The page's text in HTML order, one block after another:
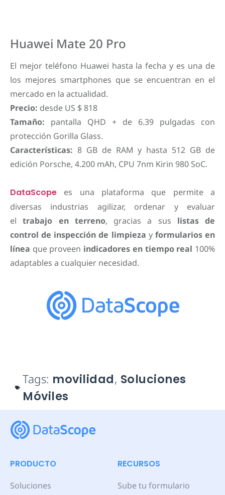
Huawei Mate 20 Pro
El mejor teléfono Huawei hasta la fecha y es una de
los mejores smartphones que se encuentran en el
mercado en la actualidad.
Precio: desde US $ 818
Tamaño: pantalla QHD + de 6.39 pulgadas con
protección Gorilla Glass.
Características: 8 GB de RAM y hasta 512 GB de
edición Porsche, 4.200 mAh, CPU 7nm Kirin 980 SoC.
DataScope es una plataforma que permite a
diversas industrias agilizar, ordenar y evaluar
eltrabajo en terreno, gracias a sus listas de
control de inspección de limpieza y formularios en
línea que proveen indicadores en tiempo real 100%
adaptables a cualquier necesidad.
Tags: movilidad, Soluciones
Móviles
PRODUCTO
Soluciones
RECURSOS
Sube tu formulario